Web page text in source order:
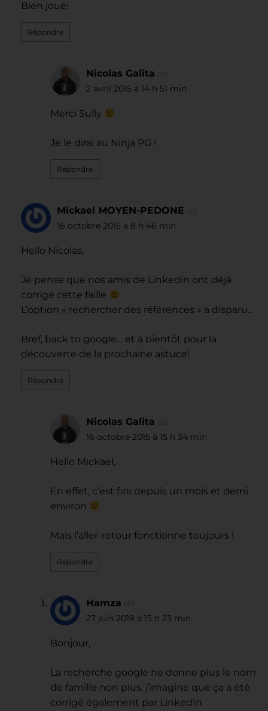
Bien joué!
Répondre
Nicolas Galita
2 avril 2015 à 14 h 51 min
Merci Sully
Je le dirai au Ninja PG !
Répondre
Mickael MOYEN-PEDONE
16 octobre 2015 à 8 h 46 min
Hello Nicolas,
Je pense que nos amis de Linkedin ont déjà
corrigé cette faille
L’option « rechercher des références » a disparu…
Bref, back to google… et à bientôt pour la
découverte de la prochaine astuce!
Répondre
Nicolas Galita
16 octobre 2015 à 15 h 34 min
Hello Mickael,
En effet, c’est fini depuis un mois et demi
environ
Mais l’aller-retour fonctionne toujours !
Répondre
Hamza
27 juin 2019 à 15 h 23 min
Bonjour,
La recherche google ne donne plus le nom
de famille non plus, j’imagine que ça a été
corrigé également par LinkedIn